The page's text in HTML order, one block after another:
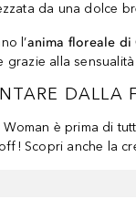
da una dolce
l’anima floreale di
grazie alla
DALLA
Woman è prima di
Scopri anche la